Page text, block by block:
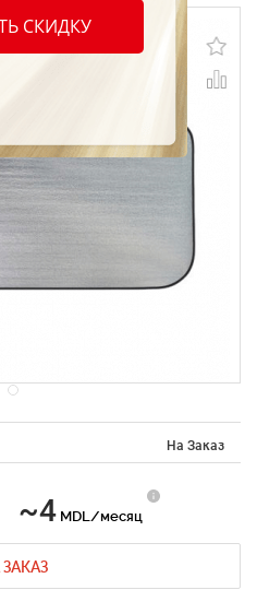
На Заказ
~4 MDL/месяц
ЗАКАЗ
СКИДКУ